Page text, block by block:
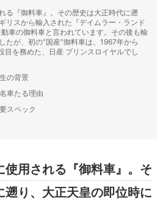
る『御料車』。その歴史は大正時代に遡
リスから輸入された『デイムラー・ランド
車の御料車と言われています。その後も輸
たが、初の”国産”御料車は、1967年から
を務めた、日産 プリンスロイヤルでし
の背景
車たる理由
スペック
使用される『御料車』。そ
遡り、大正天皇の即位時に